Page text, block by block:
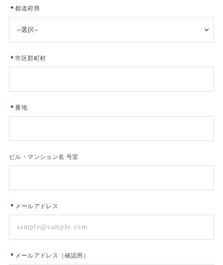
＊都道府県
＊市区郡町村
＊番地
ビル・マンション名 号室
＊ メールアドレス
＊ メールアドレス（確認用）